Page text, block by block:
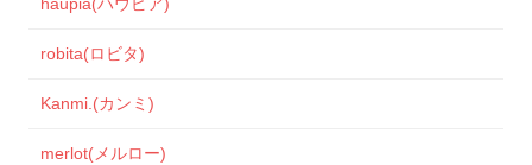
robita(ロビタ)
Kanmi.(カンミ)
merlot(メルロー)